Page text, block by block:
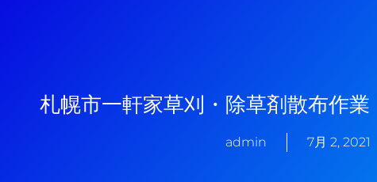
札幌市一軒家草刈・除草剤散布作業
admin 7月 2, 2021